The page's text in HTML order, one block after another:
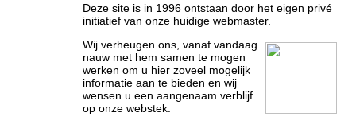
Deze site is in 1996 ontstaan door het eigen privé
initiatief van onze huidige webmaster.
Wij verheugen ons, vanaf vandaag
nauw met hem samen te mogen
werken om u hier zoveel mogelijk
informatie aan te bieden en wij
wensen u een aangenaam verblijf
op onze webstek.